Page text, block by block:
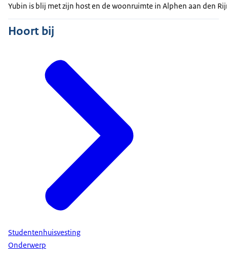
Yubin is blij met zijn host en de woonruimte in Alphen aan den
Hoort bij
Studentenhuisvesting
Onderwerp